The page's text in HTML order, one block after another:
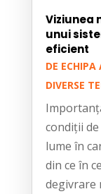
Viziunea
unui
eficient
DE ECHIPA
DIVERSE
condiții
lume în
din ce în
degivrare